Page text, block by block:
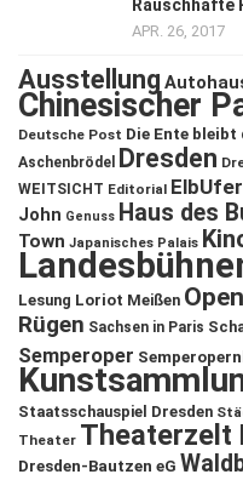
Rauschhafte
APR. 26, 2017
Ausstellung
Chinesischer
Deutsche Post Die Ente bleibt
Aschenbrödel
Dresden
WEITSICHT Editorial
John Genuss Haus des
Town Japanisches Palais
Lesung Loriot Meißen
Rügen Sachsen in Paris
Semperoper
Staatsschauspiel Dresden
Theater Theaterzelt
Dresden-Bautzen eG